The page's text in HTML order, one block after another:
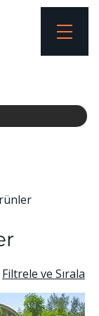
Filtrele ve Sırala